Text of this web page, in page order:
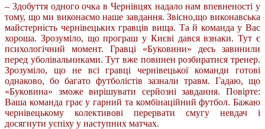
– Здобуття одного очка в Чернівцях надало нам впевненості у
тому, що ми виконаємо наше завдання. Звісно,що виконавська
майстерність чернівецьких гравців вища. Та й команда у Вас
хороша. Зрозуміло, що програш у Києві дався взнаки. Тут є
психологічний момент. Гравці «Буковини» десь завинили
перед уболівальниками. Тут вже повинен розбиратися тренер.
Зрозуміло, що не всі гравці чернівецької команди готові
однаково, бо багато футболістів зазнали травм. Гадаю, що
«Буковина» зможе вирішувати серйозні завдання. Повірте:
Ваша команда грає у гарний та комбінаційний футбол. Бажаю
чернівецькому колективові перервати смугу невдач і
досягнути успіху у наступних матчах.